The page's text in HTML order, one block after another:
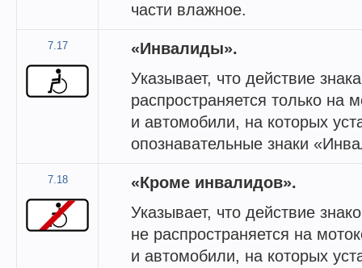
части влажное.
7.17
«Инвалиды».
Указывает, что действие
распространяется только на
и автомобили, на которых
опознавательные знаки
7.18
«Кроме инвалидов».
Указывает, что действие
не распространяется на
и автомобили, на которых